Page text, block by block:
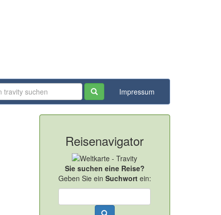
Impressum
Reisenavigator
Sie suchen eine Reise?
Geben Sie ein Suchwortein: